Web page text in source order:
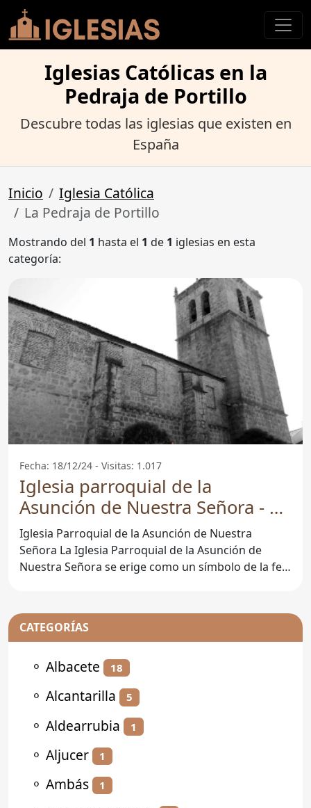
Iglesias Católicas en la
Pedraja de Portillo
Descubre todas las iglesias que existen en
España
Inicio
Iglesia Católica
La Pedraja de Portillo
Mostrando del 1 hasta el 1 de 1 iglesias en esta
categoría:
Fecha: 18/12/24 - Visitas: 1.017
Iglesia parroquial de la
Asunción de Nuestra Señora - La
Pedraja De Portillo
Iglesia Parroquial de la Asunción de Nuestra
Señora La Iglesia Parroquial de la Asunción de
Nuestra Señora se erige como un símbolo de la fe y
CATEGORÍAS
⚬ Albacete 18
⚬ Alcantarilla 5
⚬ Aldearrubia 1
⚬ Aljucer 1
⚬ Ambás 1